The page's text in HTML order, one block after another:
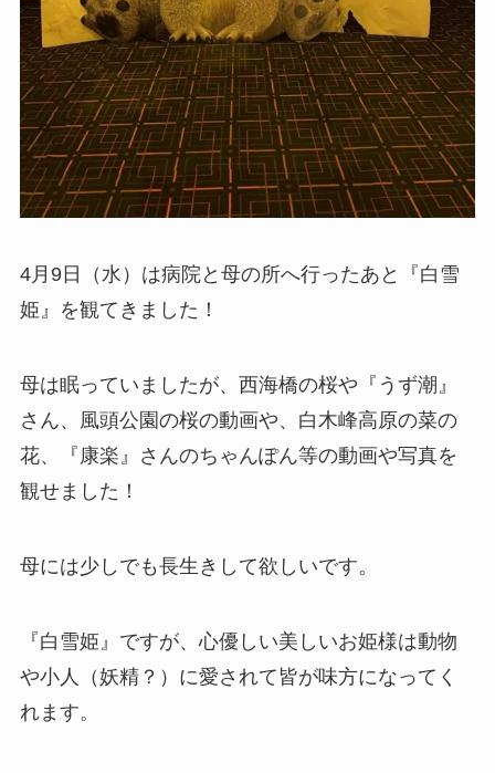
4月9日（水）は病院と母の所へ行ったあと『白雪
姫』を観てきました！
母は眠っていましたが、西海橋の桜や『うず潮』
さん、風頭公園の桜の動画や、白木峰高原の菜の
花、『康楽』さんのちゃんぽん等の動画や写真を
観せました！
母には少しでも長生きして欲しいです。
『白雪姫』ですが、心優しい美しいお姫様は動物
や小人（妖精？）に愛されて皆が味方になってく
れます。